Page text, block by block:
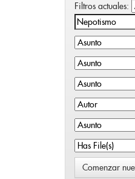
Filtros actuales:
Comenzar